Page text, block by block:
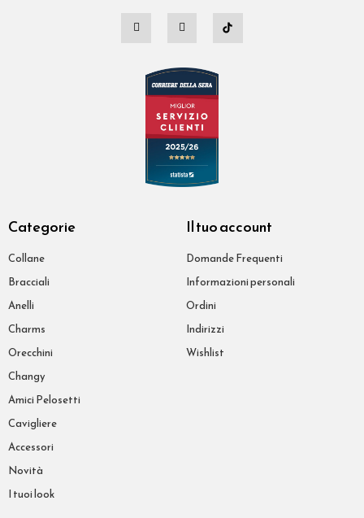
Categorie
Collane
Bracciali
Anelli
Charms
Orecchini
Changy
Amici Pelosetti
Cavigliere
Accessori
Novità
I tuoi look
Il tuo account
Domande Frequenti
Informazioni personali
Ordini
Indirizzi
Wishlist